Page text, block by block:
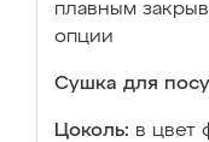
плавным
опции
Сушка для
Цоколь: в цвет